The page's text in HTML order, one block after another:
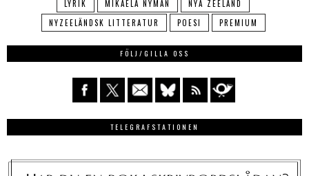
LYRIK MIKAELA NYMAN
NYA ZEELAND
NYZEELÄNDSK LITTERATUR
POESI PREMIUM
FÖLJ/GILLA OSS
TELEGRAFSTATIONEN